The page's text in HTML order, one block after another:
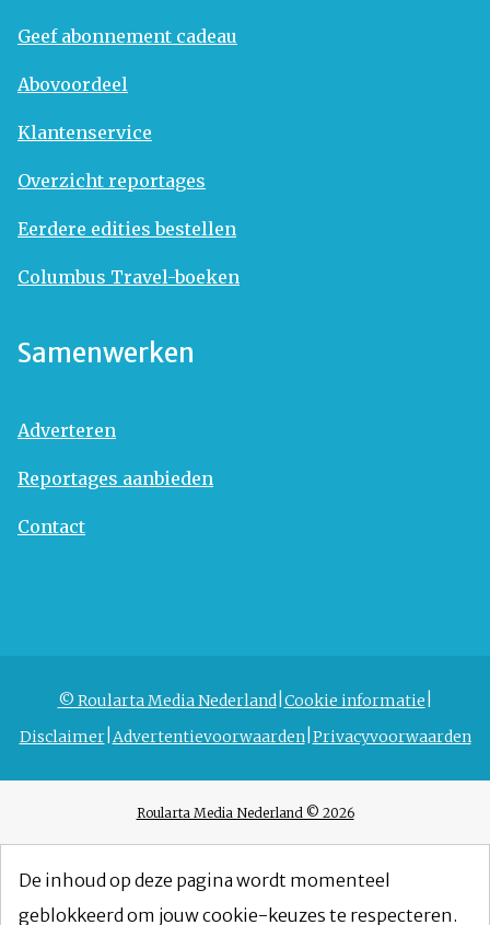
Geef abonnement cadeau
Abovoordeel
Klantenservice
Overzicht reportages
Eerdere edities bestellen
Columbus Travel-boeken
Samenwerken
Adverteren
Reportages aanbieden
Contact
© Roularta Media Nederland Cookie informatie
Disclaimer Advertentievoorwaarden Privacyvoorwaarden
Roularta Media Nederland © 2026
De inhoud op deze pagina wordt momenteel
geblokkeerd om jouw cookie-keuzes te respecteren.